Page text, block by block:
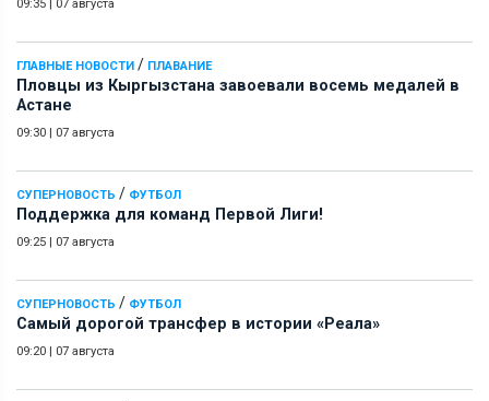
09:35 | 07 августа
ГЛАВНЫЕ НОВОСТИ / ПЛАВАНИЕ
Пловцы из Кыргызстана завоевали восемь медалей в
Астане
09:30 | 07 августа
СУПЕРНОВОСТЬ / ФУТБОЛ
Поддержка для команд Первой Лиги!
09:25 | 07 августа
СУПЕРНОВОСТЬ / ФУТБОЛ
Самый дорогой трансфер в истории «Реала»
09:20 | 07 августа